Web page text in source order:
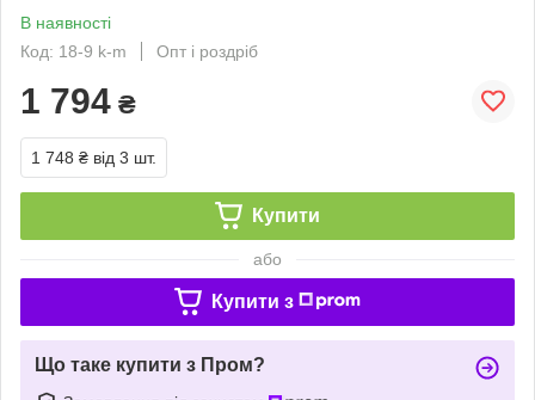
В наявності
Код: 18-9 k-m
Опт і роздріб
1 794 ₴
1 748 ₴ від 3 шт.
Купити
або
Купити з
Що таке купити з Пром?